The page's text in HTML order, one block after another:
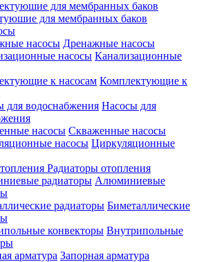
для мембранных баков
Дренажные насосы
Канализационные
Комплектующие к
Насосы для
Скваженные насосы
Циркуляционные
Радиаторы отопления
Алюминиевые
Биметаллические
Внутрипольные
Запорная арматура